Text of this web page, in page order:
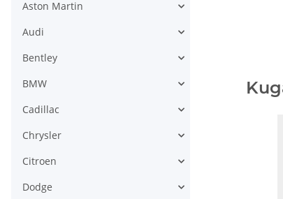
Aston Martin
Audi
Bentley
BMW
Cadillac
Chrysler
Citroen
Dodge